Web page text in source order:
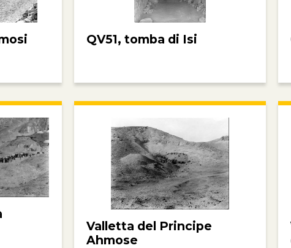
QV51, tomba di Isi
Valletta del Principe
Ahmose